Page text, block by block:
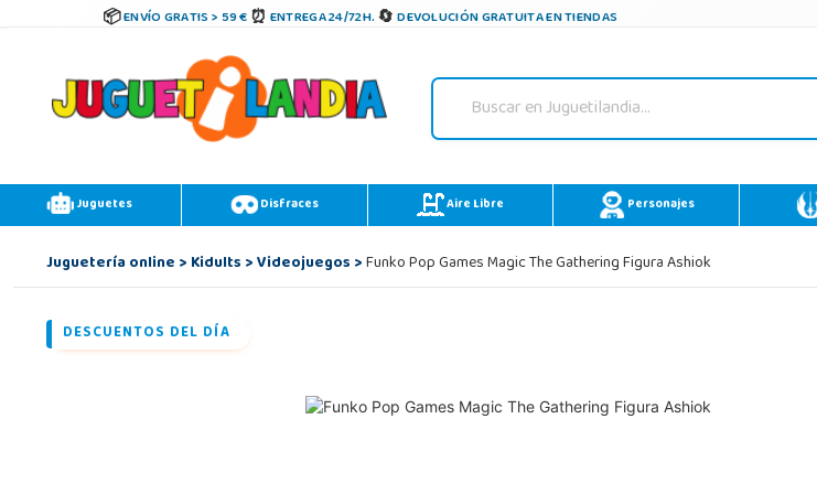
ENVÍO GRATIS > 59 € ENTREGA 24/72H. DEVOLUCIÓN GRATUITA EN TIENDAS
Juguetes Disfraces Aire Libre Personajes
Juguetería online>Kidults>Videojuegos>Funko Pop Games Magic The Gathering Figura Ashiok
DESCUENTOS DEL DÍA